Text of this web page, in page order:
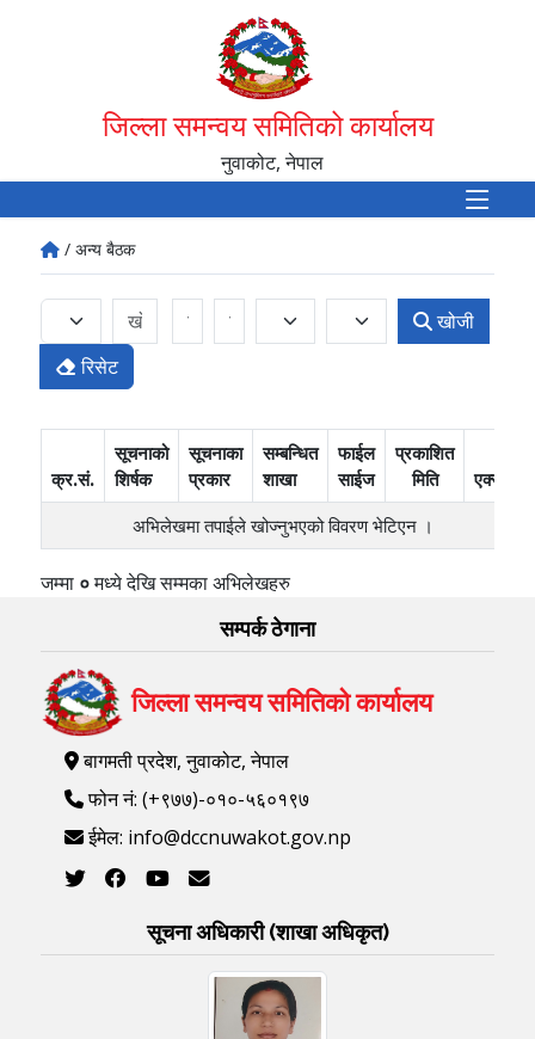
जिल्ला समन्वय समितिको कार्यालय
नुवाकोट, नेपाल
/ अन्य बैठक
खोजी
रिसेट
क्र.सं.
सूचनाको
शिर्षक
सूचनाका
प्रकार
सम्बन्धित
शाखा
फाईल
साईज
प्रकाशित
मिति
एक्सन
अभिलेखमा तपाईले खोज्‍नुभएको विवरण भेटिएन ।
जम्मा ०मध्येदेखिसम्मका अभिलेखहरु
सम्पर्क ठेगाना
जिल्ला समन्वय समितिको कार्यालय
बागमती प्रदेश, नुवाकोट, नेपाल
फोन नं: (+९७७)-०१०-५६०१९७
ईमेल: info@dccnuwakot.gov.np
सूचना अधिकारी (शाखा अधिकृत)